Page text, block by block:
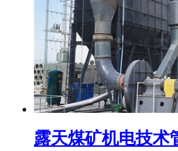
露天煤矿机电技术